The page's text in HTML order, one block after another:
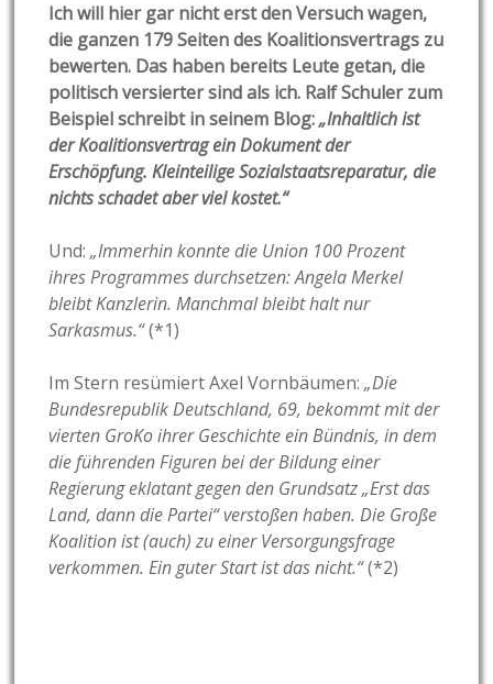
Ich will hier gar nicht erst den Versuch wagen,
die ganzen 179 Seiten des Koalitionsvertrags zu
bewerten. Das haben bereits Leute getan, die
politisch versierter sind als ich. Ralf Schuler zum
Beispiel schreibt in seinem Blog:„Inhaltlich ist
der Koalitionsvertrag ein Dokument der
Erschöpfung. Kleinteilige Sozialstaatsreparatur, die
nichts schadet aber viel kostet.“
Und:„Immerhin konnte die Union 100 Prozent
ihres Programmes durchsetzen: Angela Merkel
bleibt Kanzlerin. Manchmal bleibt halt nur
Sarkasmus.“(*1)
Im Stern resümiert Axel Vornbäumen:„Die
Bundesrepublik Deutschland, 69, bekommt mit der
vierten GroKo ihrer Geschichte ein Bündnis, in dem
die führenden Figuren bei der Bildung einer
Regierung eklatant gegen den Grundsatz „Erst das
Land, dann die Partei“ verstoßen haben. Die Große
Koalition ist (auch) zu einer Versorgungsfrage
verkommen. Ein guter Start ist das nicht.“(*2)